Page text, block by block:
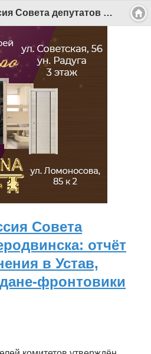
Мартовская сессия Совета депутатов Северодвинска: отчёт полиции, изменения в Устав, Почётные граждане-фронтовики - Беломорканал Северодвинск tv29.ru
Совета
отчёт
в Устав,
фронтовики